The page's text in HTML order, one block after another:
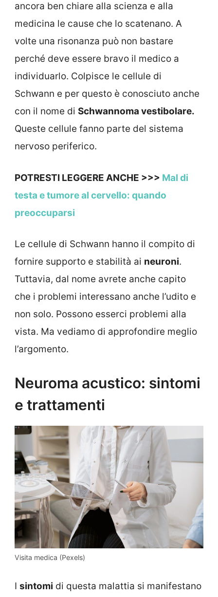
ancora ben chiare alla scienza e alla
medicina le cause che lo scatenano. A
volte una risonanza può non bastare
perché deve essere bravo il medico a
individuarlo. Colpisce le cellule di
Schwann e per questo è conosciuto anche
con il nome di Schwannoma vestibolare.
Queste cellule fanno parte del sistema
nervoso periferico.
POTRESTI LEGGERE ANCHE >>> Mal di
testa e tumore al cervello: quando
preoccuparsi
Le cellule di Schwann hanno il compito di
fornire supporto e stabilità ai neuroni.
Tuttavia, dal nome avrete anche capito
che i problemi interessano anche l’udito e
non solo. Possono esserci problemi alla
vista. Ma vediamo di approfondire meglio
l’argomento.
Neuroma acustico: sintomi
e trattamenti
Visita medica (Pexels)
I sintomi di questa malattia si manifestano